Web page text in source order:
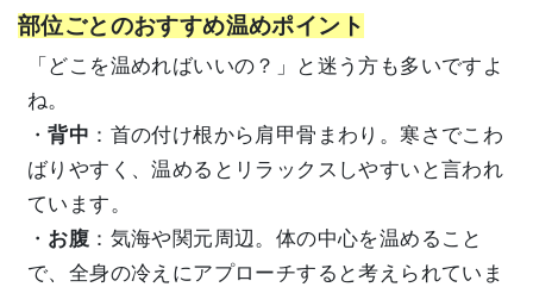
部位ごとのおすすめ温めポイント
「どこを温めればいいの？」と迷う方も多いですよ
ね。
・背中 ：首の付け根から肩甲骨まわり。寒さでこわ
ばりやすく、温めるとリラックスしやすいと言われ
ています。
・ お腹 ：気海や関元周辺。体の中心を温めること
で、全身の冷えにアプローチすると考えられていま